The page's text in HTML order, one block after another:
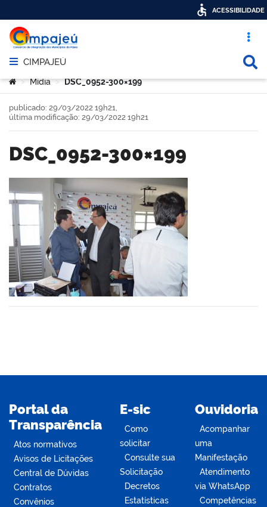
Acesso
Abrir menu principal de navegação
CIMPAJEÚ
Você está aqui:
> Mídia > DSC_0952-300×199
DSC_0952-300×199
publicado: 29/03/2022 19h21,
última modificação: 29/03/2022 19h21
Portal da
Transparência
Atos normativos
Avisos de Licitações
Central de Dúvidas
Contratos
Convênios
E-sic
Como
solicitar
Consulte sua
Solicitação
Decretos
Estatísticas
Ouvidoria
Acompanhar
uma
Manifestação
Atendimento
via WhatsApp
Competências
ACESSIBILIDADE